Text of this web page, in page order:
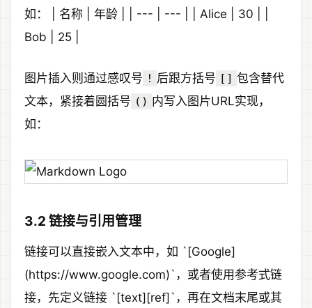
如： | 名称 | 年龄 | | --- | --- | | Alice | 30 | |
Bob | 25 |
图片插入则通过感叹号 ! 后跟方括号 [] 包含替代
文本，紧接着圆括号 () 内写入图片URL实现，
如：
3.2 链接与引用管理
链接可以直接嵌入文本中，如 `[Google]
(https://www.google.com)`，或者使用参考式链
接，先定义链接 `[text][ref]`，再在文档末尾或其